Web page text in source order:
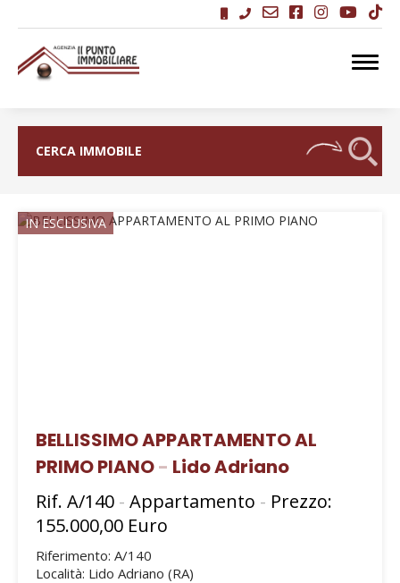
CERCA IMMOBILE
IN ESCLUSIVA
BELLISSIMO APPARTAMENTO AL
PRIMO PIANO- Lido Adriano
Rif. A/140 - Appartamento - Prezzo:
155.000,00 Euro
Riferimento: A/140
Località: Lido Adriano (RA)